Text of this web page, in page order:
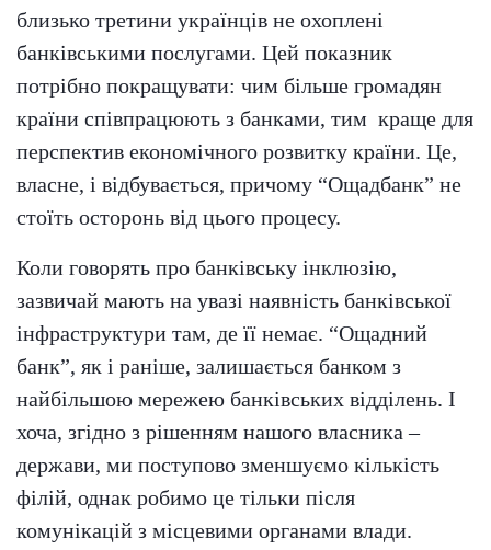
близько третини українців не охоплені
банківськими послугами. Цей показник
потрібно покращувати: чим більше громадян
країни співпрацюють з банками, тим краще для
перспектив економічного розвитку країни. Це,
власне, і відбувається, причому “Ощадбанк” не
стоїть осторонь від цього процесу.
Коли говорять про банківську інклюзію,
зазвичай мають на увазі наявність банківської
інфраструктури там, де її немає. “Ощадний
банк”, як і раніше, залишається банком з
найбільшою мережею банківських відділень. І
хоча, згідно з рішенням нашого власника –
держави, ми поступово зменшуємо кількість
філій, однак робимо це тільки після
комунікацій з місцевими органами влади.